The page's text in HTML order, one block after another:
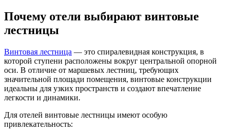
Почему отели выбирают винтовые
лестницы
Винтовая лестница — это спиралевидная конструкция, в
которой ступени расположены вокруг центральной опорной
оси. В отличие от маршевых лестниц, требующих
значительной площади помещения, винтовые конструкции
идеальны для узких пространств и создают впечатление
легкости и динамики.
Для отелей винтовые лестницы имеют особую
привлекательность: